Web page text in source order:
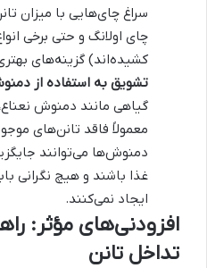
سراغ چای‌هایی با میزان
چای اولانگ و حتی برخی
کشیده‌اند) گزینه‌های
تشویق به استفاده از
گیاهی مانند دمنوش نعناع،
معمولاً فاقد تانن‌های
دمنوش‌ها می‌توانند
غذا باشند و هیچ نگرانی
ایجاد نمی‌کنند.
افزودنی‌های مؤثر:
تداخل تانن